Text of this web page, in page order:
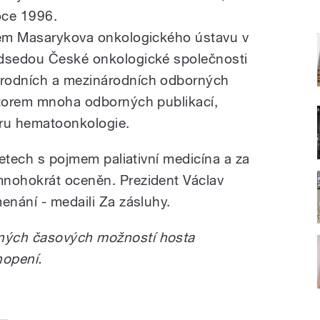
1996.
Masarykova onkologického ústavu v
České onkologické společnosti
a mezinárodních odborných
mnoha odborných publikací,
hematoonkologie.
s pojmem paliativní medicína a za
oceněn. Prezident Václav
- medaili Za zásluhy.
časových možností hosta